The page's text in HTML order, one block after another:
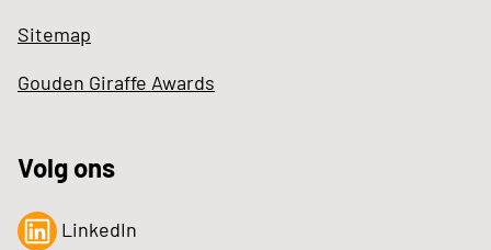
Sitemap
Gouden Giraffe Awards
Volg ons
LinkedIn